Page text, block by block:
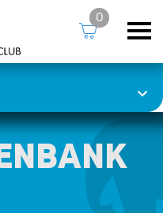
0